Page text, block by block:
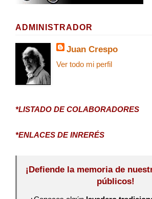
ADMINISTRADOR
Juan Crespo
Ver todo mi perfil
*LISTADO DE COLABORADORES
*ENLACES DE INRERÉS
¡Defiende la memoria de
públicos!